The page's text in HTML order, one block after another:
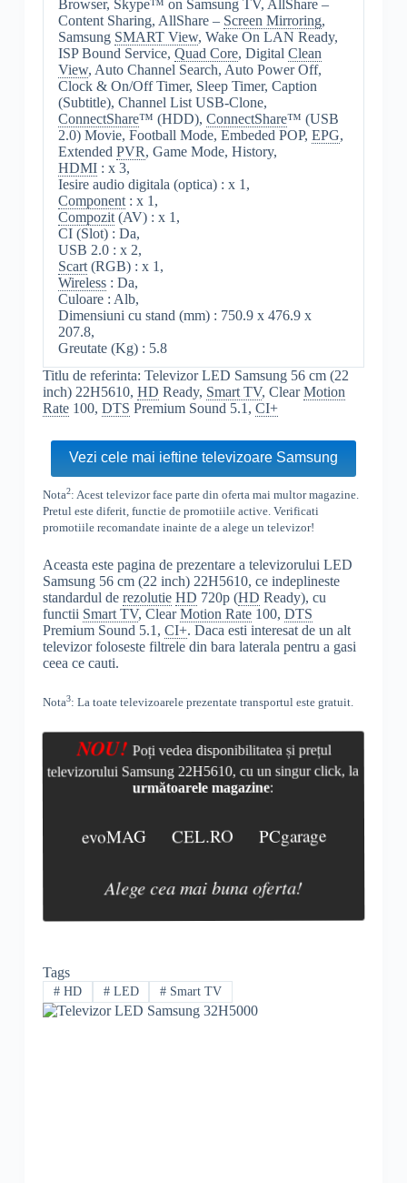
Browser, Skype™ on Samsung TV, AllShare –
Content Sharing, AllShare – Screen Mirroring,
Samsung SMART View, Wake On LAN Ready,
ISP Bound Service, Quad Core, Digital Clean
View, Auto Channel Search, Auto Power Off,
Clock & On/Off Timer, Sleep Timer, Caption
(Subtitle), Channel List USB-Clone,
ConnectShare™ (HDD), ConnectShare™ (USB
2.0) Movie, Football Mode, Embeded POP, EPG,
Extended PVR, Game Mode, History,
HDMI: x 3,
Iesire audio digitala (optica) : x 1,
Component: x 1,
Compozit(AV) : x 1,
CI (Slot) : Da,
USB 2.0 : x 2,
Scart(RGB) : x 1,
Wireless: Da,
Culoare : Alb,
Dimensiuni cu stand (mm) : 750.9 x 476.9 x
207.8,
Greutate (Kg) : 5.8
Titlu de referinta: Televizor LED Samsung 56 cm (22
inch) 22H5610, HD Ready, Smart TV, ClearMotion
Rate100, DTS Premium Sound 5.1, CI+
Vezi cele mai ieftine televizoare Samsung
Nota2: Acest televizor face parte din oferta mai multor magazine.
Pretul este diferit, functie de promotiile active. Verificati
promotiile recomandate inainte de a alege un televizor!
Aceasta este pagina de prezentare a televizorului LED
Samsung 56 cm (22 inch) 22H5610, ce indeplineste
standardul de rezolutie HD 720p (HD Ready), cu
functii Smart TV, ClearMotion Rate100, DTS
Premium Sound 5.1, CI+. Daca esti interesat de un alt
televizor foloseste filtrele din bara laterala pentru a gasi
ceea ce cauti.
Nota3: La toate televizoarele prezentate transportul este gratuit.
NOU! Poți vedea disponibilitatea și prețul
televizorului Samsung 22H5610, cu un singur click, la
următoarele magazine:
evoMAG CEL.RO PCgarage
Alege cea mai buna oferta!
Tags
#HD #LED # Smart TV